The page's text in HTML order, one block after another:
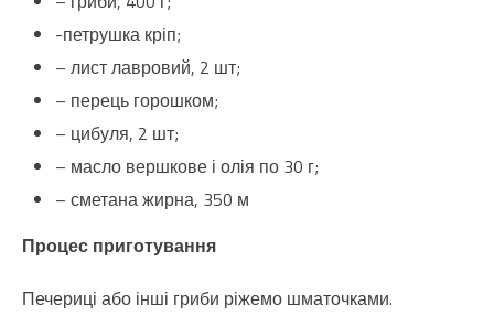
-петрушка кріп;
– лист лавровий, 2 шт;
– перець горошком;
– цибуля, 2 шт;
– масло вершкове і олія по 30 г;
– сметана жирна, 350 м
Процес приготування
Печериці або інші гриби ріжемо шматочками.